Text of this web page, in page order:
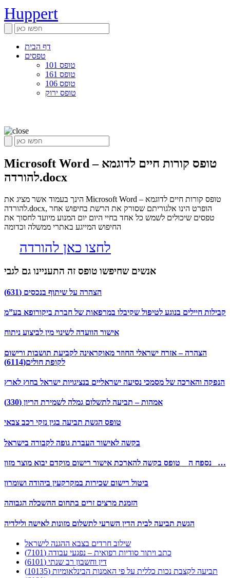
Huppert
דף הבית
טפסים
טופס 101
טופס 161
טופס 106
טופס ירוק
Microsoft Word – טופס קורות חיים לדוגמא
להורדה.docx
הינך בעמוד אשר מציג את Microsoft Word – טופס קורות חיים לדוגמא
להורדה.docx, הופרט הינו אלגוריתם שסורק את הרשת בחיפוש אחר
טפסים שיכולים לשמש כל אחד בחיי היום יום המנוע מיועד לחסוך את
החיפוש המייגע באתרי ממשלה וכדומה
לחצו כאן להורדה
אנשים שחיפשו טופס זה התעניינו גם לגבי
הצהרה על שיתוף בנכסים (631)
קבילות חיילים בנוגע לטיפול שקיבלו במרפאות של חברת ביקורופא בע”מ
אישור הוועדה לשינוי מין לביצוע ניתוח
הצהרה – אזרח ישראלי החוזר מאוקראינה לקביעת תושבות ורישום
לקופת חולים(6114)
הנפקה והארכה של מסמכי נסיעה ישראליים בנציגויות ישראל בחוץ לארץ
אמהות – תביעה לתשלום גמלה לשמירת הריון (330)
טופס הגשת תביעה בגין נזקי רכב צבאי
בקשה לאישור העברת גופה לקבורה בישראל
נספח ה _ טופס בקשה להארכת אישור רישום מוקדם יבוא מוצר מזון_ …
ביטול רישום שכירות במקרקעין ביהודה ושומרון
הזמנת מרצים זרים בתחום ההשכלה הגבוהה
הגשת תביעה לבית הדין השרעי לתשלום מזונות לאישה ולילדיה
שילוב חרדים בצבא ההגנה לישראל
כתב ויתור סודיות רפואית – נפגעי עבודה (7101)
דין וחשבון רב שנתי (6101)
תביעה לקצבת נכות כללית על פי האמנות הבינלאומיות (10135)